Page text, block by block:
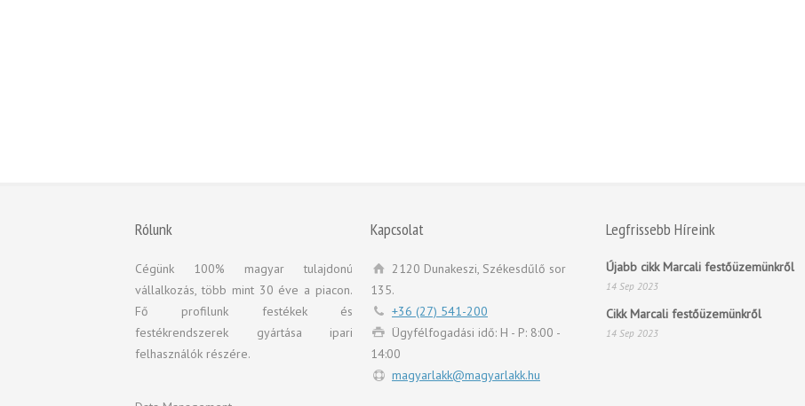
Rólunk
Cégünk 100% magyar tulajdonú
vállalkozás, több mint 30 éve a piacon.
Fő profilunk festékek és
festékrendszerek gyártása ipari
felhasználók részére.
Kapcsolat
2120 Dunakeszi, Székesdűlő sor
135.
+36 (27) 541-200
Ügyfélfogadási idő: H - P: 8:00 -
14:00
magyarlakk@magyarlakk.hu
Legfrissebb Híreink
Újabb cikk Marcali festőüzemünkről
14 Sep 2023
Cikk Marcali festőüzemünkről
14 Sep 2023